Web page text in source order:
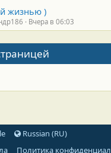
жизнью )
Вчера в 06:03
почта
Russian (RU)
Политика